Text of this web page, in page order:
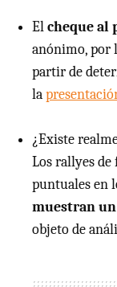
Elcheque al
anónimo, por
partir de
la
¿Existe
Los rallyes de
puntuales en
muestran
objeto de